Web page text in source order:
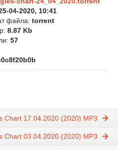
04-2020, 10:41
файла: torrent
8.87 Kb
57
Chart 17.04.2020 (2020) MP3
Chart 03.04.2020 (2020) MP3